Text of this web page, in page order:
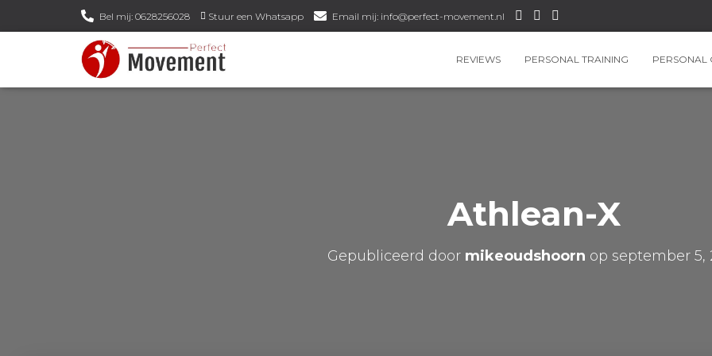
Bel mij: 0628256028 Stuur een Whatsapp Email mij: info@perfect-movement.nl
REVIEWS PERSONAL TRAINING PERSONAL
Athlean-X
Gepubliceerd door mikeoudshoorn op september 5,